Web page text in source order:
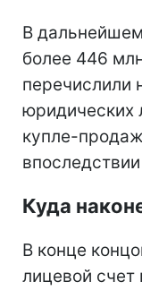
В
более 446
перечислили
юридических
купле-
Куда
В конце
лицевой счет